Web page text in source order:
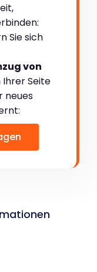
Sie sich
von
Ihrer Seite
neues